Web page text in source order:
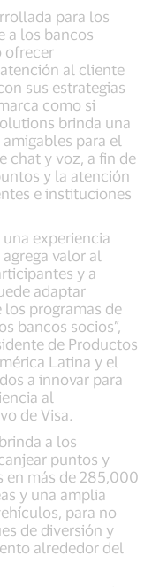
para los
a los bancos
ofrecer
al cliente
sus estrategias
como si
brinda una
para el
chat y voz, a fin de
y la atención
e instituciones
experiencia
valor al
y a
adaptar
programas de
bancos socios”,
de Productos
Latina y el
a innovar para
al
de Visa.
a los
puntos y
en más de 285,000
y una amplia
para no
de diversión y
alrededor del